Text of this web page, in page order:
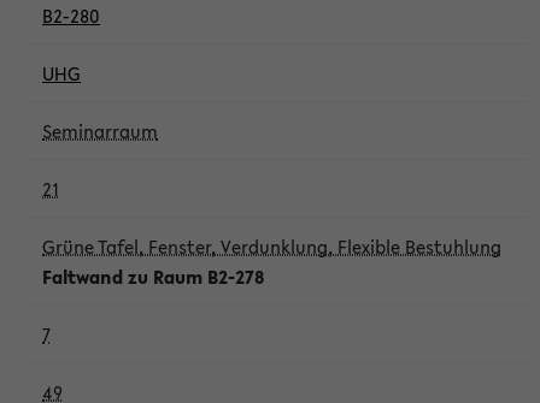
B2-280
UHG
Seminarraum
21
Grüne Tafel, Fenster, Verdunklung, Flexible Bestuhlung
Faltwand zu Raum B2-278
7
49